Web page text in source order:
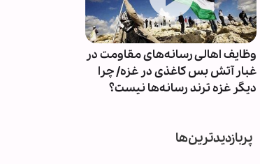
وظایف اهالی رسانه‌های مقاومت در
غبار آتش بس کاغذی در غزه/ چرا
دیگر غزه ترند رسانه‌ها نیست؟
پربازدیدترین‌ها